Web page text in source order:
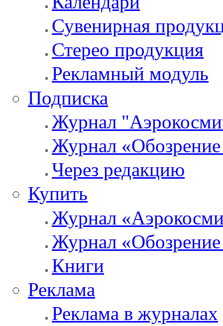
Сувенирная
Стерео продукция
Рекламный модуль
Подписка
Журнал
Журнал
Через редакцию
Купить
Журнал
Журнал
Книги
Реклама
Реклама в журналах